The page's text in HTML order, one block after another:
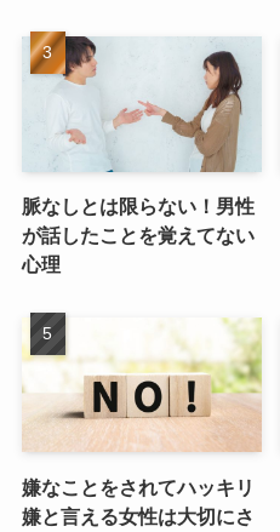
脈なしとは限らない！男性
が話したことを覚えてない
心理
嫌なことをされてハッキリ
嫌と言える女性は大切にさ